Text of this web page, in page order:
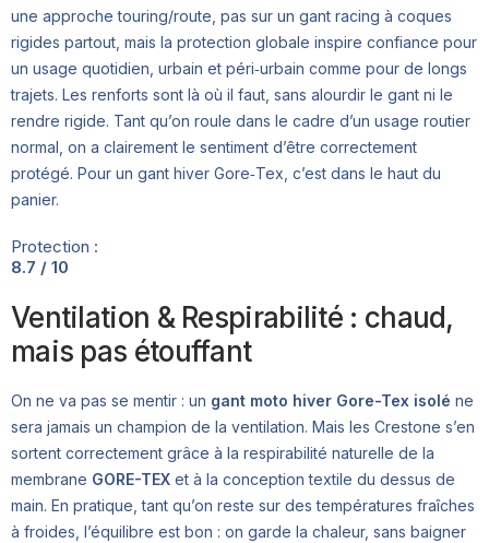
une approche touring/route, pas sur un gant racing à coques
rigides partout, mais la protection globale inspire confiance pour
un usage quotidien, urbain et péri‑urbain comme pour de longs
trajets. Les renforts sont là où il faut, sans alourdir le gant ni le
rendre rigide. Tant qu’on roule dans le cadre d’un usage routier
normal, on a clairement le sentiment d’être correctement
protégé. Pour un gant hiver Gore‑Tex, c’est dans le haut du
panier.
Protection :
8.7 / 10
Ventilation & Respirabilité : chaud,
mais pas étouffant
On ne va pas se mentir : un gant moto hiver Gore-Tex isolé ne
sera jamais un champion de la ventilation. Mais les Crestone s’en
sortent correctement grâce à la respirabilité naturelle de la
membrane GORE-TEX et à la conception textile du dessus de
main. En pratique, tant qu’on reste sur des températures fraîches
à froides, l’équilibre est bon : on garde la chaleur, sans baigner